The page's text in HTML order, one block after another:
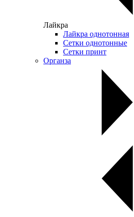
Лайкра
Лайкра однотонная
Сетки однотонные
Сетки принт
Органза